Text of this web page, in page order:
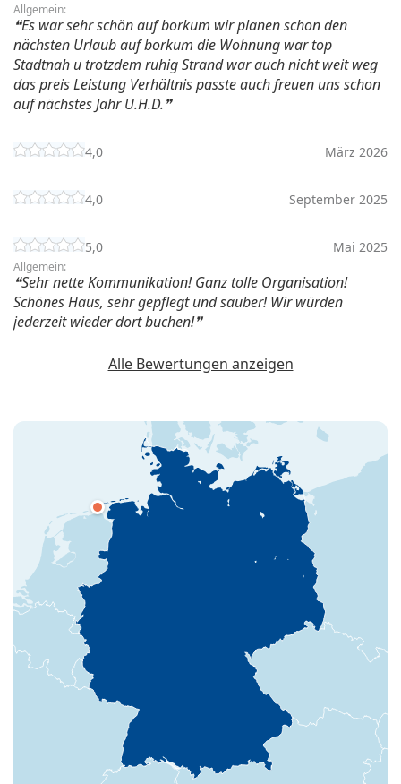
Allgemein:
Es war sehr schön auf borkum wir planen schon den
nächsten Urlaub auf borkum die Wohnung war top
Stadtnah u trotzdem ruhig Strand war auch nicht weit weg
das preis Leistung Verhältnis passte auch freuen uns schon
auf nächstes Jahr U.H.D.
4,0 März 2026
4,0 September 2025
5,0 Mai 2025
Allgemein:
Sehr nette Kommunikation! Ganz tolle Organisation!
Schönes Haus, sehr gepflegt und sauber! Wir würden
jederzeit wieder dort buchen!
Alle Bewertungen anzeigen